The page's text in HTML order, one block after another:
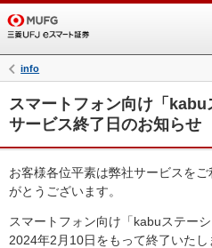
info
スマートフォン向け「
サービス終了日のお知らせ
お客様各位 平素は弊社サービスを
がとうございます。
スマートフォン向け「kabuステー
2024年2月10日をもって終了いたし